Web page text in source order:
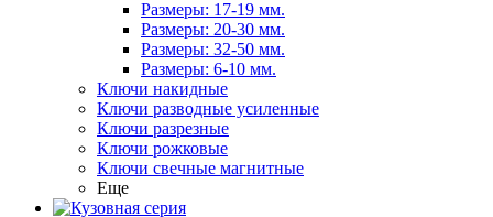
Размеры: 17-19 мм.
Размеры: 20-30 мм.
Размеры: 32-50 мм.
Размеры: 6-10 мм.
Ключи накидные
Ключи разводные усиленные
Ключи разрезные
Ключи рожковые
Ключи свечные магнитные
Еще